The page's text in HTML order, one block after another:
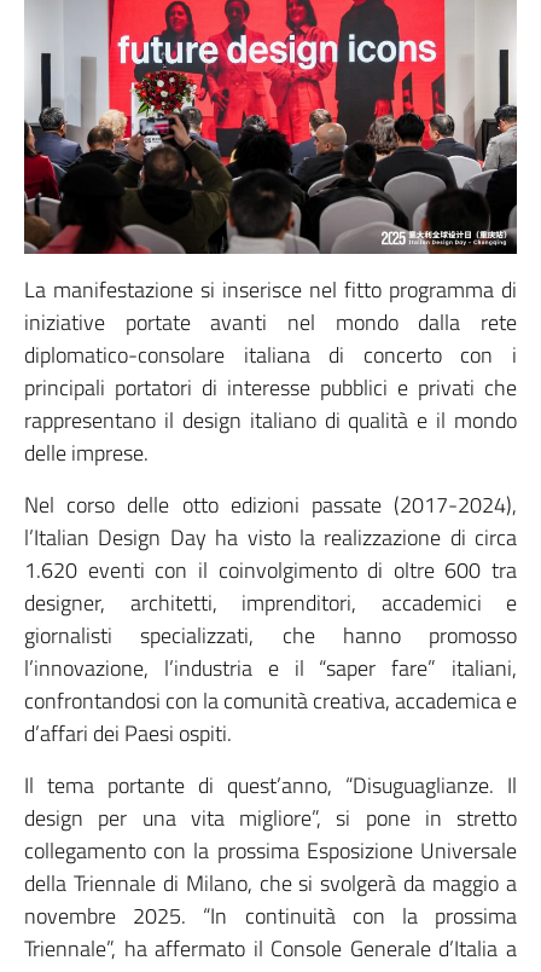
La manifestazione si inserisce nel fitto programma di
iniziative portate avanti nel mondo dalla rete
diplomatico-consolare italiana di concerto con i
principali portatori di interesse pubblici e privati che
rappresentano il design italiano di qualità e il mondo
delle imprese.
Nel corso delle otto edizioni passate (2017-2024),
l’Italian Design Day ha visto la realizzazione di circa
1.620 eventi con il coinvolgimento di oltre 600 tra
designer, architetti, imprenditori, accademici e
giornalisti specializzati, che hanno promosso
l’innovazione, l’industria e il “saper fare” italiani,
confrontandosi con la comunità creativa, accademica e
d’affari dei Paesi ospiti.
Il tema portante di quest’anno, “Disuguaglianze. Il
design per una vita migliore”, si pone in stretto
collegamento con la prossima Esposizione Universale
della Triennale di Milano, che si svolgerà da maggio a
novembre 2025. “In continuità con la prossima
Triennale”, ha affermato il Console Generale d’Italia a